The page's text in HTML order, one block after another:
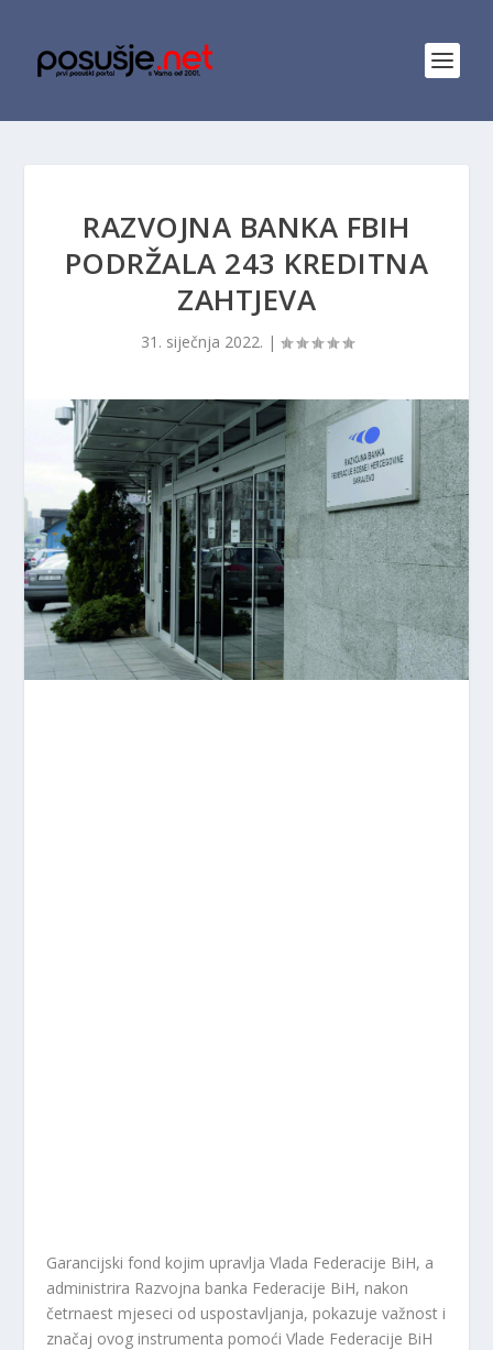
RAZVOJNA BANKA FBIH
PODRŽALA 243 KREDITNA
ZAHTJEVA
31. siječnja 2022. |
Garancijski fond kojim upravlja Vlada Federacije BiH, a
administrira Razvojna banka Federacije BiH, nakon
četrnaest mjeseci od uspostavljanja, pokazuje važnost i
značaj ovog instrumenta pomoći Vlade Federacije BiH